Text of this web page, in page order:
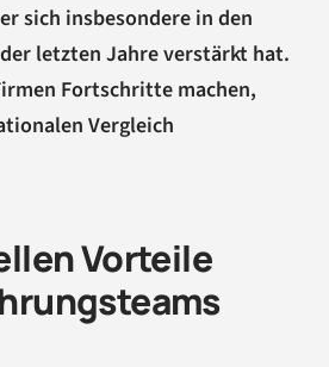
sich insbesondere in den
letzten Jahre verstärkt hat.
Fortschritte machen,
Vergleich
Vorteile